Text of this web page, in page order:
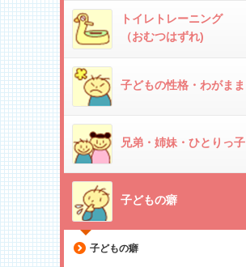
トイレトレーニング
（おむつはずれ)
子どもの性格・わがまま
兄弟・姉妹・ひとりっ子
子どもの癖
子どもの癖